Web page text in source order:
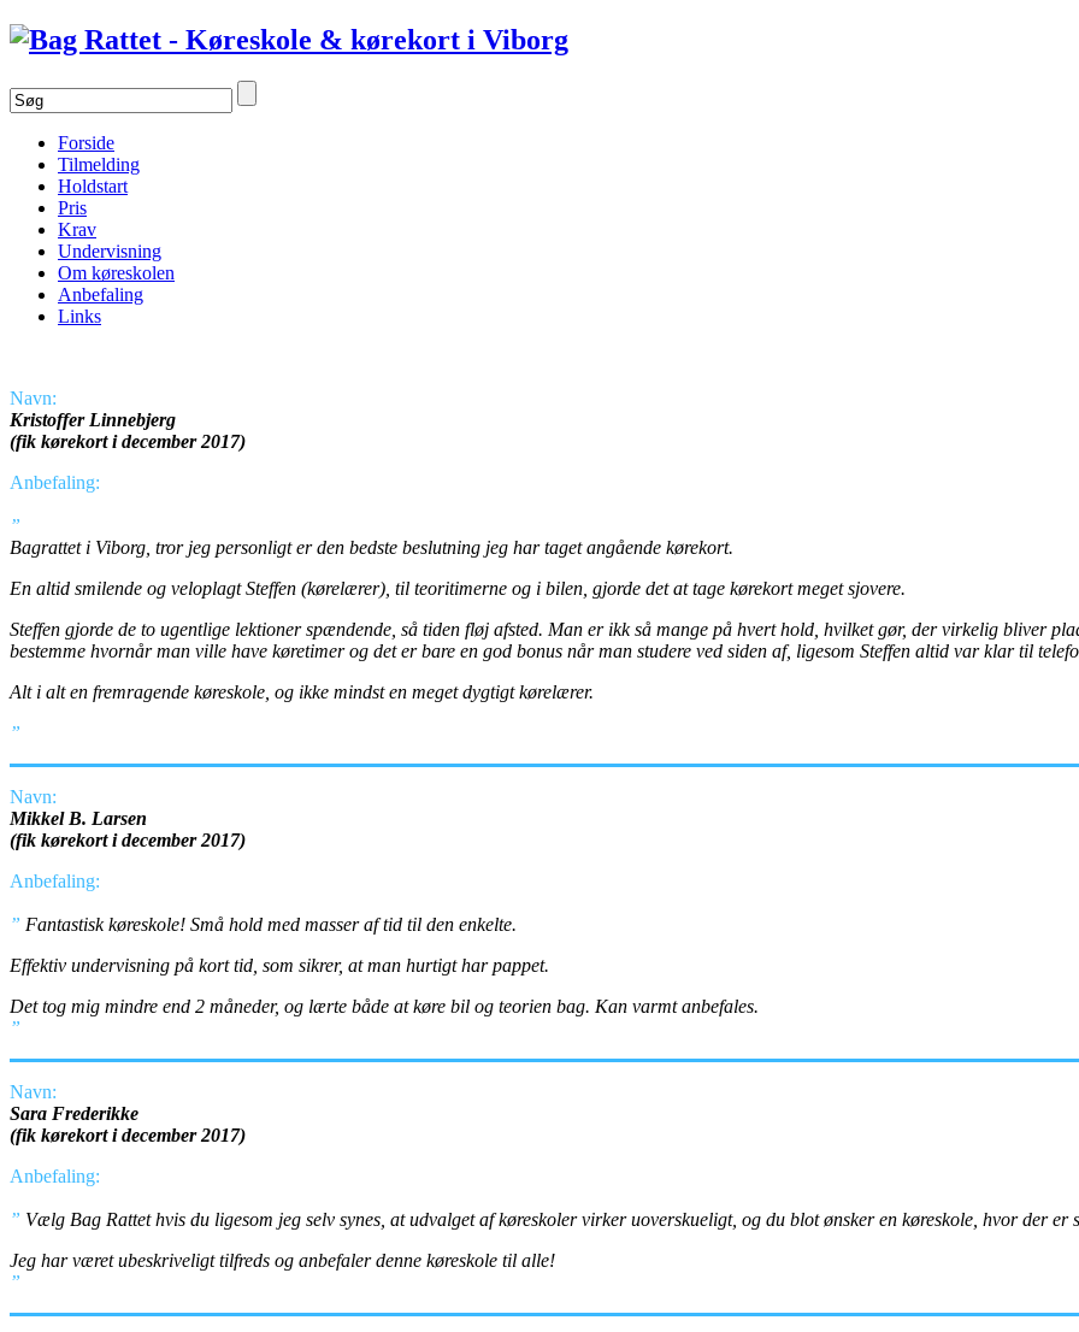
Forside
Tilmelding
Holdstart
Pris
Krav
Undervisning
Om køreskolen
Anbefaling
Links
Navn:
Kristoffer Linnebjerg
(fik kørekort i december 2017)
Anbefaling:
”
Bagrattet i Viborg, tror jeg personligt er den bedste beslutning jeg har taget angående kørekort.
En altid smilende og veloplagt Steffen (kørelærer), til teoritimerne og i bilen, gjorde det at tage kørekort meget sjovere.
Steffen gjorde de to ugentlige lektioner spændende, så tiden fløj afsted. Man er ikk så mange på hvert hold, hvilket gør, der virkelig bliver
bestemme hvornår man ville have køretimer og det er bare en god bonus når man studere ved siden af, ligesom Steffen altid var klar til
Alt i alt en fremragende køreskole, og ikke mindst en meget dygtigt kørelærer.
”
Navn:
Mikkel B. Larsen
(fik kørekort i december 2017)
Anbefaling:
” Fantastisk køreskole! Små hold med masser af tid til den enkelte.
Effektiv undervisning på kort tid, som sikrer, at man hurtigt har pappet.
Det tog mig mindre end 2 måneder, og lærte både at køre bil og teorien bag. Kan varmt anbefales.
”
Navn:
Sara Frederikke
(fik kørekort i december 2017)
Anbefaling:
” Vælg Bag Rattet hvis du ligesom jeg selv synes, at udvalget af køreskoler virker uoverskueligt, og du blot ønsker en køreskole, hvor der
Jeg har været ubeskriveligt tilfreds og anbefaler denne køreskole til alle!
”